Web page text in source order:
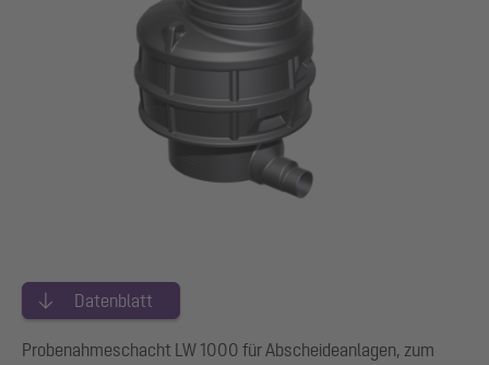
Datenblatt
Probenahmeschacht LW 1000 für Abscheideanlagen, zum